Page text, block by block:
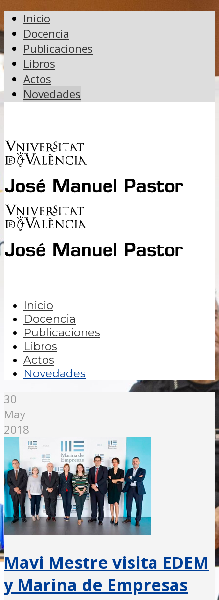
Inicio
Docencia
Publicaciones
Libros
Actos
Novedades
Inicio
Docencia
Publicaciones
Libros
Actos
Novedades
30
May
2018
Mavi Mestre visita EDEM
y Marina de Empresas